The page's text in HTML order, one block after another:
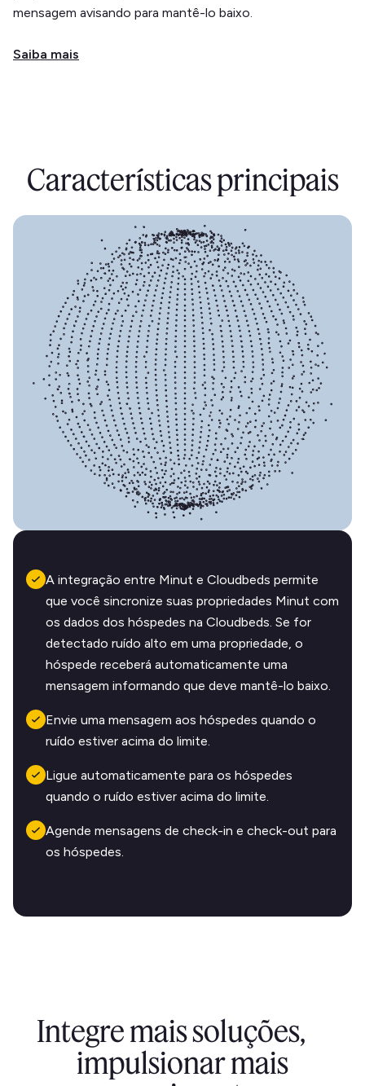
mensagem avisando para mantê-lo baixo.
Saiba mais
Características principais
A integração entre Minut e Cloudbeds permite
que você sincronize suas propriedades Minut com
os dados dos hóspedes na Cloudbeds. Se for
detectado ruído alto em uma propriedade, o
hóspede receberá automaticamente uma
mensagem informando que deve mantê-lo baixo.
Envie uma mensagem aos hóspedes quando o
ruído estiver acima do limite.
Ligue automaticamente para os hóspedes
quando o ruído estiver acima do limite.
Agende mensagens de check-in e check-out para
os hóspedes.
Integre mais soluções,
impulsionar mais